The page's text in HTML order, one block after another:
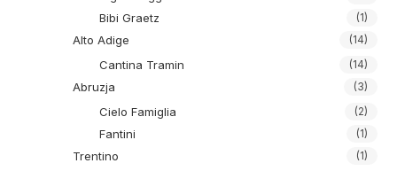
Bibi Graetz (1)
Alto Adige (14)
Cantina Tramin (14)
Abruzja (3)
Cielo Famiglia (2)
Fantini (1)
Trentino (1)